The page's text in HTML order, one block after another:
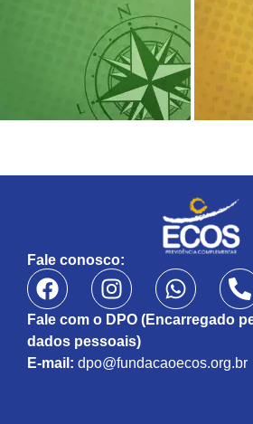
Fale conosco:
Fale com o DPO (Encarregado
dados pessoais)
E-mail: dpo@fundacaoecos.org.br